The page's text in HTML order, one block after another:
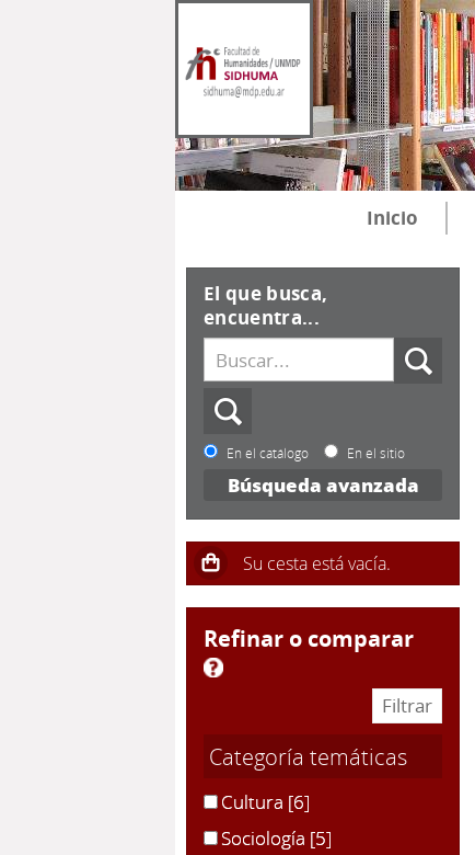
Inicio
El que busca,
encuentra...
En el catálogo En el sitio
Búsqueda avanzada
refinar o comparar
Categoría temáticas
Cultura [6]
Sociología [5]